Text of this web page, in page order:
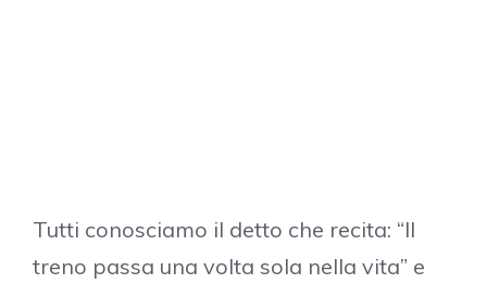
Tutti conosciamo il detto che recita: “Il
treno passa una volta sola nella vita” e